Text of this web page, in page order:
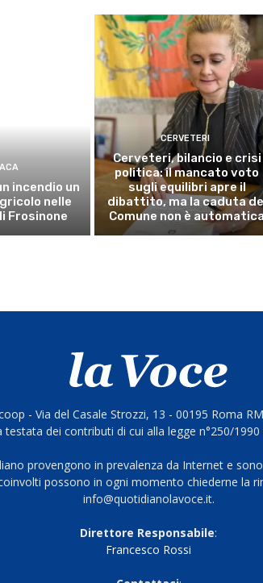
incendio un
nelle
Frosinone
CERVETERI
Cerveteri, bilancio e crisi
politica: il mancato voto
sugli equilibri apre il
dibattito, ma la caduta
Comune non è
- Via del Casale Strozzi, 13 - 00195 Roma
dei contributi di cui alla legge n°250/
provengono in prevalenza da Internet e
possono in ogni momento chiederne la
info@quotidianolavoce.it.
Direttore Responsabile:
Francesco Rossi